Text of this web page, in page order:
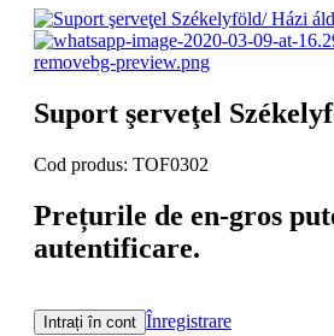
Suport şerveţel
Cod produs: TOF0302
Prețurile de en-gros
autentificare.
Intrați în cont Înregistrare